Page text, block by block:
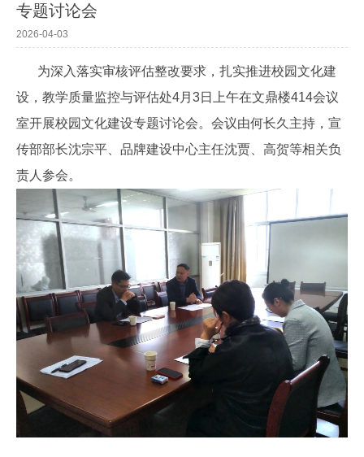
专题讨论会
2026-04-03
为深入落实审核评估整改要求，扎实推进校园文化建
设，教学质量监控与评估处4月3日上午在文鼎楼414会议
室开展校园文化建设专题讨论会。会议由何长久主持，宣
传部部长沈宗平、品牌建设中心主任沈贾、高贺等相关负
责人参会。